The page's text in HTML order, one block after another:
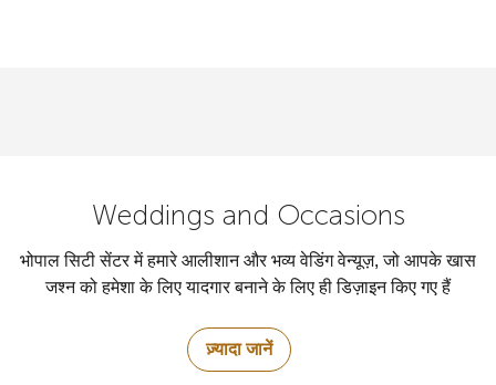
Weddings and Occasions
भोपाल सिटी सेंटर में हमारे आलीशान और भव्य वेडिंग वेन्यूज़, जो आपके खास
जश्न को हमेशा के लिए यादगार बनाने के लिए ही डिज़ाइन किए गए हैं
ज़्यादा जानें